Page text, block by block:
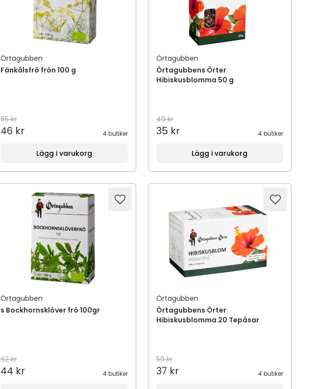
Örtagubben
Fänkålsfrö frön 100 g
65 kr
46 kr 4 butiker
Lägg i varukorg
Örtagubben
Örtagubbens Örter
Hibiskusblomma 50 g
49 kr
35 kr 4 butiker
Lägg i varukorg
Örtagubben
s Bockhornsklöver frö 100gr
62 kr
44 kr 4 butiker
Örtagubben
Örtagubbens Örter
Hibiskusblomma 20 Tepåsar
59 kr
37 kr 4 butiker